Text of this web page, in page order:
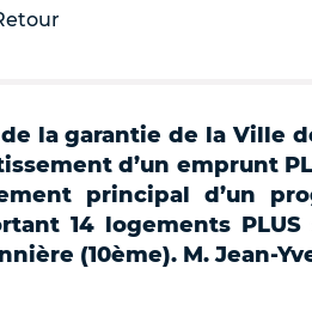
la garantie de la Ville
d’un emprunt
principal d’un
14 logements
(10ème). M. Jean-